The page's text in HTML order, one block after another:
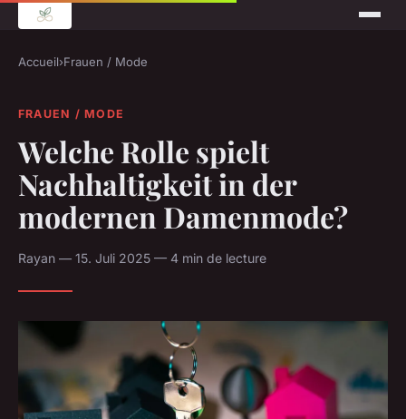
Accueil›Frauen / Mode
FRAUEN / MODE
Welche Rolle spielt
Nachhaltigkeit in der
modernen Damenmode?
Rayan — 15. Juli 2025 — 4 min de lecture